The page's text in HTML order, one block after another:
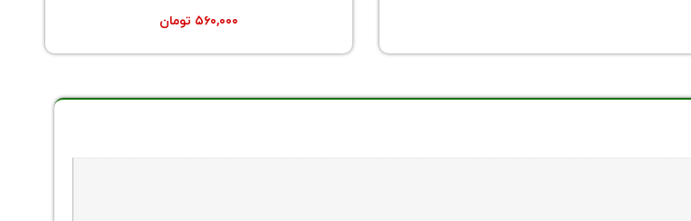
۵۶۰,۰۰۰ تومان